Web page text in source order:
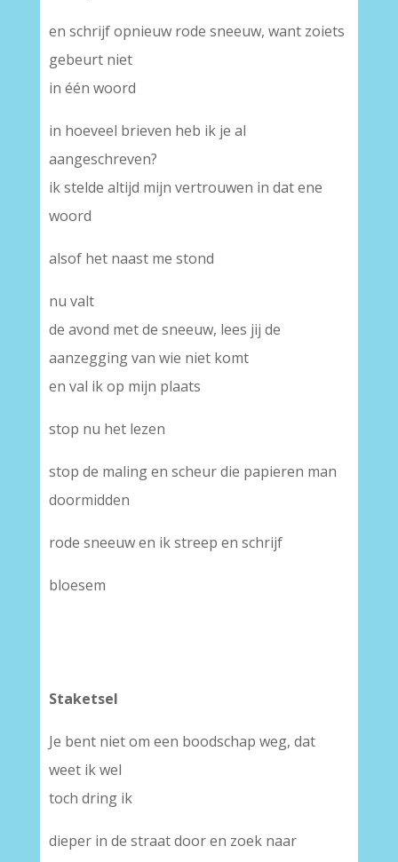
en schrijf opnieuw rode sneeuw, want zoiets
gebeurt niet
in één woord
in hoeveel brieven heb ik je al
aangeschreven?
ik stelde altijd mijn vertrouwen in dat ene
woord
alsof het naast me stond
nu valt
de avond met de sneeuw, lees jij de
aanzegging van wie niet komt
en val ik op mijn plaats
stop nu het lezen
stop de maling en scheur die papieren man
doormidden
rode sneeuw en ik streep en schrijf
bloesem
Staketsel
Je bent niet om een boodschap weg, dat
weet ik wel
toch dring ik
dieper in de straat door en zoek naar